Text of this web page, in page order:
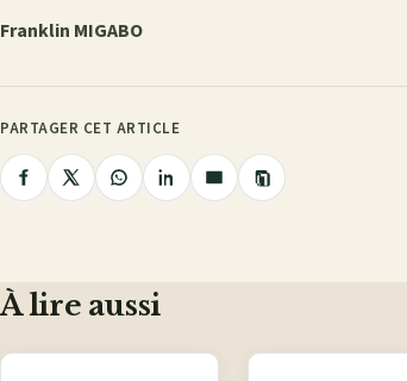
Franklin MIGABO
PARTAGER CET ARTICLE
PartagerPartagerPartagerPartagerPartager
Copier
le
À lire aussi